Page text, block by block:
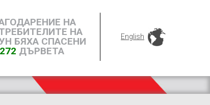
НА
НА
БЯХА СПАСЕНИ
ДЪРВЕТА
English